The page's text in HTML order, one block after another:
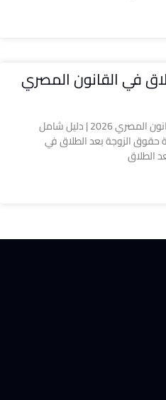
في القانون المصري
حقوق الزوجة بعد الطلاق في القانون المصري 2026 | دليل شامل
حقوق الزوجة بعد الطلاق في
الطلاق